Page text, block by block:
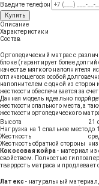
Введите телефон
Купить
Описание
Характеристики
Состав
Ортопедический матрас с
блоке (гарантирует более
качестве мягкого наполнителя
отличающегося особой
наполнителем с одной из сторон
жесткости обеспечивается за
Данная модель идеально
жесткости спального места, а
жесткости ортопедического
Высота
21
Нагрузка на 1 спальное местодо
Жесткость
Жесткость обратной стороны
Кокосовая койра- материал
свойством. Полностью
твердость матраса и продлевает
Латекс - натуральный